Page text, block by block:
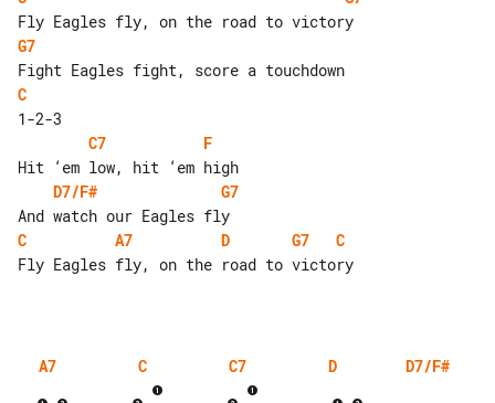
G7
C
C7
F
D7/F#
G7
C
A7 D G7
C
Fly Eagles fly, on the road to victory
A7 C C7 D D7/F#